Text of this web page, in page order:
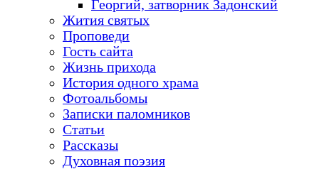
Георгий, затворник Задонский
Жития святых
Проповеди
Гость сайта
Жизнь прихода
История одного храма
Фотоальбомы
Записки паломников
Статьи
Рассказы
Духовная поэзия